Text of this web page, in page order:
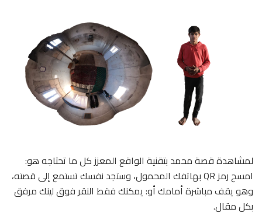
لمشاهدة قصة محمد بتقنية الواقع المعزز كل ما تحتاجه هو:
امسح رمز QR بهاتفك المحمول، وستجد نفسك تستمع إلى قصته،
وهو يقف مباشرة أمامك أو: يمكنك فقط النقر فوق لينك مرفق
بكل مقال.